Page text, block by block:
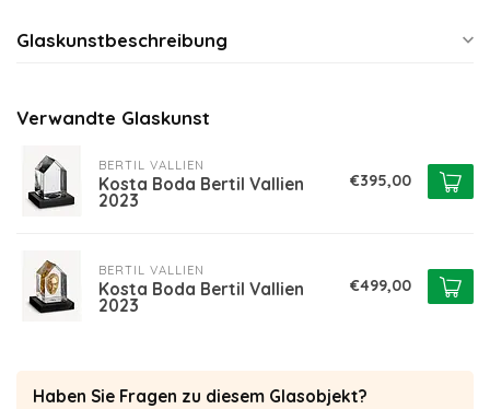
Glaskunstbeschreibung
Verwandte Glaskunst
BERTIL VALLIEN
Kosta Boda Bertil Vallien
2023
€395,00
BERTIL VALLIEN
Kosta Boda Bertil Vallien
2023
€499,00
Haben Sie Fragen zu diesem Glasobjekt?